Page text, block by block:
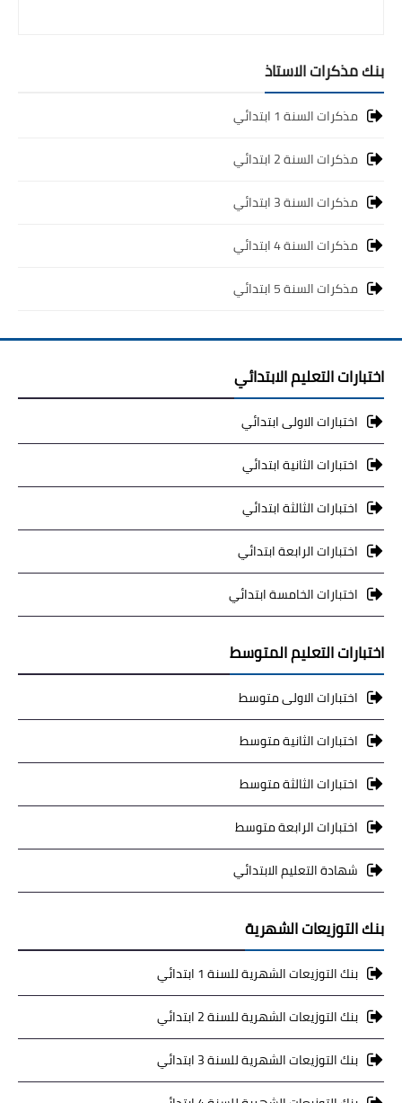
بنك مذكرات الاستاذ
مذكرات السنة 1 ابتدائي
مذكرات السنة 2 ابتدائي
مذكرات السنة 3 ابتدائي
مذكرات السنة 4 ابتدائي
مذكرات السنة 5 ابتدائي
اختبارات التعليم الابتدائي
اختبارات الاولى ابتدائي
اختبارات الثانية ابتدائي
اختبارات الثالثة ابتدائي
اختبارات الرابعة ابتدائي
اختبارات الخامسة ابتدائي
اختبارات التعليم المتوسط
اختبارات الاولى متوسط
اختبارات الثانية متوسط
اختبارات الثالثة متوسط
اختبارات الرابعة متوسط
شهادة التعليم الابتدائي
بنك التوزيعات الشهرية
بنك التوزيعات الشهرية للسنة 1 ابتدائي
بنك التوزيعات الشهرية للسنة 2 ابتدائي
بنك التوزيعات الشهرية للسنة 3 ابتدائي